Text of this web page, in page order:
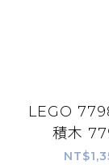
LEGO
積木
Jurassic